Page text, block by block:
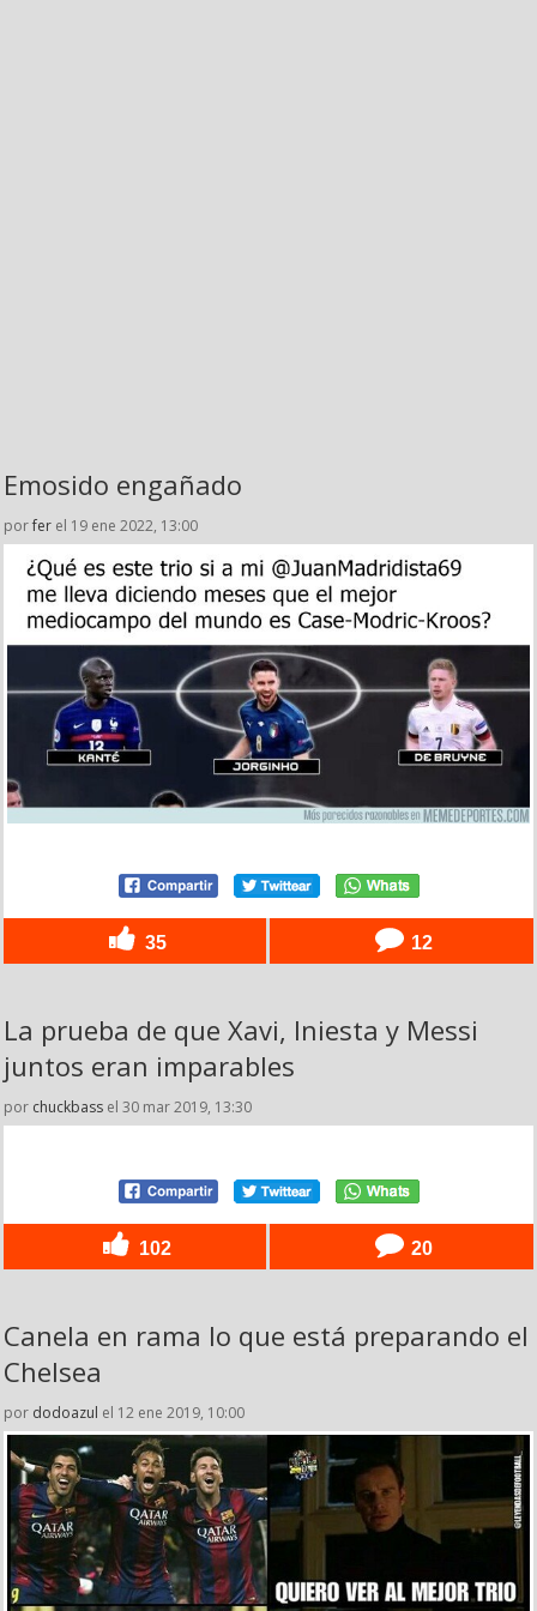
Emosido engañado
porfer el 19 ene 2022, 13:00
35 12
La prueba de que Xavi, Iniesta y Messi
juntos eran imparables
por chuckbass el 30 mar 2019, 13:30
102 20
Canela en rama lo que está preparando el
Chelsea
por dodoazul el 12 ene 2019, 10:00